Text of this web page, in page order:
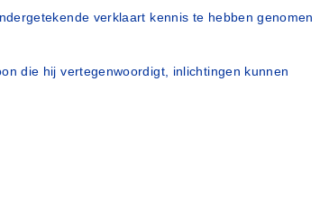
verklaart kennis te hebben genomen
die hij vertegenwoordigt, inlichtingen kunnen